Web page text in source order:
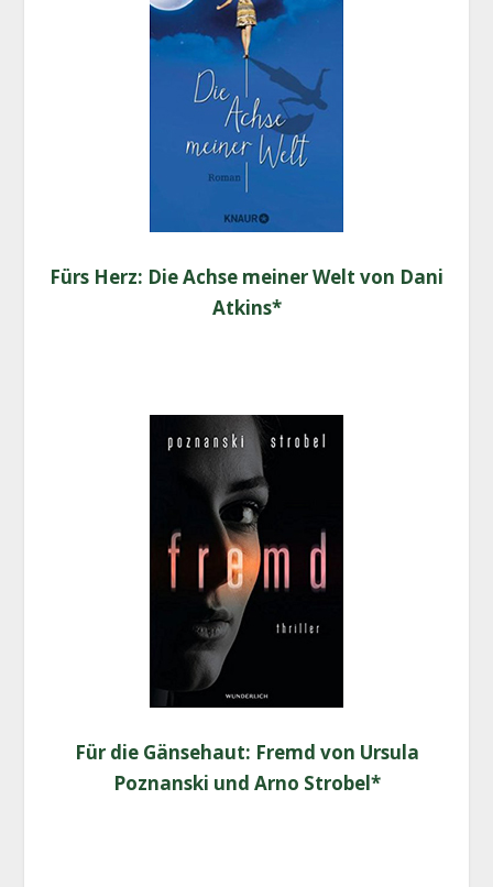
Fürs Herz: Die Ach­se mei­ner Welt von Dani
Atkins*
Für die Gän­se­haut: Fremd von Ursu­la
Pozn­an­ski und Arno Strobel*